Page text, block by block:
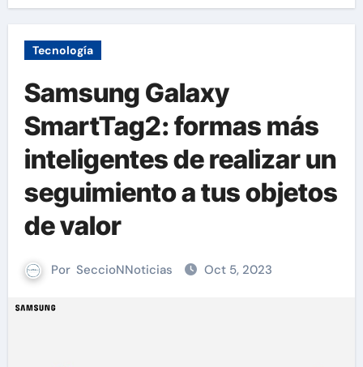
Tecnología
Samsung Galaxy
SmartTag2: formas más
inteligentes de realizar un
seguimiento a tus objetos
de valor
Por SeccioNNoticias Oct 5, 2023